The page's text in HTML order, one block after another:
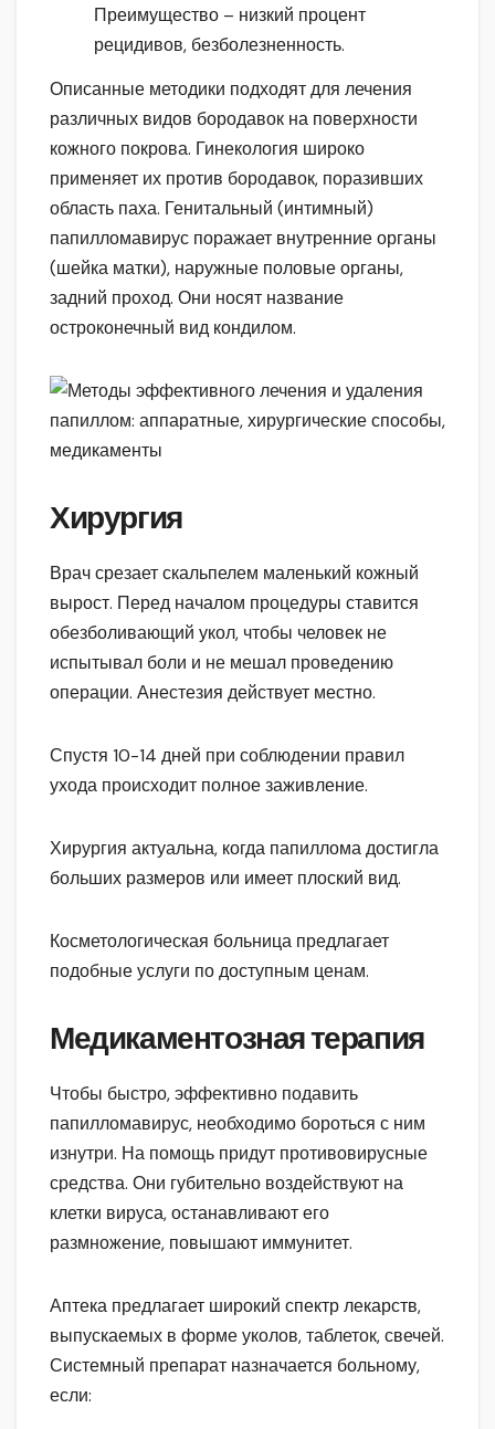
Преимущество – низкий процент
рецидивов, безболезненность.
Описанные методики подходят для лечения
различных видов бородавок на поверхности
кожного покрова. Гинекология широко
применяет их против бородавок, поразивших
область паха. Генитальный (интимный)
папилломавирус поражает внутренние органы
(шейка матки), наружные половые органы,
задний проход. Они носят название
остроконечный вид кондилом.
Хирургия
Врач срезает скальпелем маленький кожный
вырост. Перед началом процедуры ставится
обезболивающий укол, чтобы человек не
испытывал боли и не мешал проведению
операции. Анестезия действует местно.
Спустя 10-14 дней при соблюдении правил
ухода происходит полное заживление.
Хирургия актуальна, когда папиллома достигла
больших размеров или имеет плоский вид.
Косметологическая больница предлагает
подобные услуги по доступным ценам.
Медикаментозная терапия
Чтобы быстро, эффективно подавить
папилломавирус, необходимо бороться с ним
изнутри. На помощь придут противовирусные
средства. Они губительно воздействуют на
клетки вируса, останавливают его
размножение, повышают иммунитет.
Аптека предлагает широкий спектр лекарств,
выпускаемых в форме уколов, таблеток, свечей.
Системный препарат назначается больному,
если: